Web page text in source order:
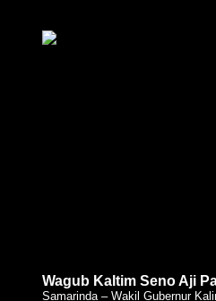
Wagub Kaltim Seno Aji
Samarinda – Wakil Gubernur